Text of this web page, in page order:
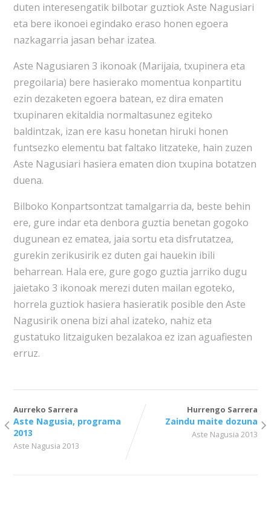
duten interesengatik bilbotar guztiok Aste Nagusiari
eta bere ikonoei egindako eraso honen egoera
nazkagarria jasan behar izatea.
Aste Nagusiaren 3 ikonoak (Marijaia, txupinera eta
pregoilaria) bere hasierako momentua konpartitu
ezin dezaketen egoera batean, ez dira ematen
txupinaren ekitaldia normaltasunez egiteko
baldintzak, izan ere kasu honetan hiruki honen
funtsezko elementu bat faltako litzateke, hain zuzen
Aste Nagusiari hasiera ematen dion txupina botatzen
duena.
Bilboko Konpartsontzat tamalgarria da, beste behin
ere, gure indar eta denbora guztia benetan gogoko
dugunean ez ematea, jaia sortu eta disfrutatzea,
gurekin zerikusirik ez duten gai hauekin ibili
beharrean. Hala ere, gure gogo guztia jarriko dugu
jaietako 3 ikonoak merezi duten mailan egoteko,
horrela guztiok hasiera hasieratik posible den Aste
Nagusirik onena bizi ahal izateko, nahiz eta
gustatuko litzaiguken bezalakoa ez izan aguafiesten
erruz.
Aurreko Sarrera
Aste Nagusia, programa
2013
Aste Nagusia 2013
Hurrengo Sarrera
Zaindu maite dozuna
Aste Nagusia 2013